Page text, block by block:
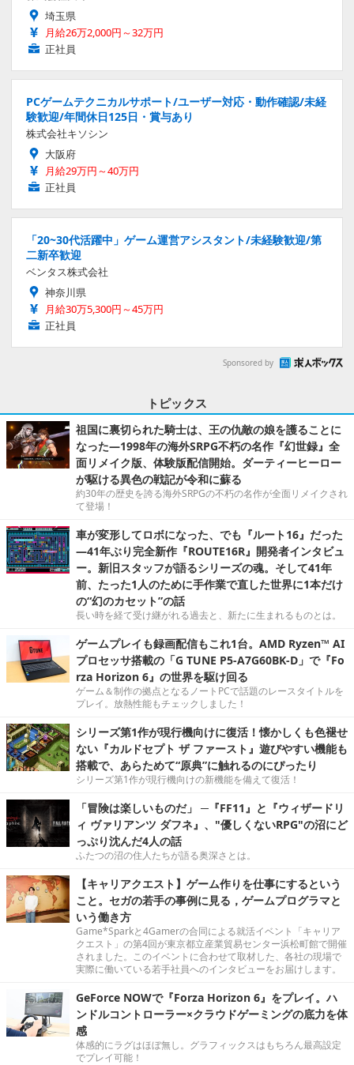
埼玉県
月給26万2,000円～32万円
正社員
PCゲームテクニカルサポート/ユーザー対応・動作確認/未経
験歓迎/年間休日125日・賞与あり
株式会社キソシン
大阪府
月給29万円～40万円
正社員
「20~30代活躍中」ゲーム運営アシスタント/未経験歓迎/第
二新卒歓迎
ベンタス株式会社
神奈川県
月給30万5,300円～45万円
正社員
Sponsored by
トピックス
祖国に裏切られた騎士は、王の仇敵の娘を護ることに
なった―1998年の海外SRPG不朽の名作『幻世録』全
面リメイク版、体験版配信開始。ダーティーヒーロー
が駆ける異色の戦記が令和に蘇る
約30年の歴史を誇る海外SRPGの不朽の名作が全面リメイクされ
て登場！
車が変形してロボになった、でも『ルート16』だった
―41年ぶり完全新作『ROUTE16R』開発者インタビュ
ー。新旧スタッフが語るシリーズの魂。そして41年
前、たった1人のために手作業で直した世界に1本だけ
の“幻のカセット”の話
長い時を経て受け継がれる過去と、新たに生まれるものとは。
ゲームプレイも録画配信もこれ1台。AMD Ryzen™ AI
プロセッサ搭載の「G TUNE P5-A7G60BK-D」で『Fo
rza Horizon 6』の世界を駆け回る
ゲーム＆制作の拠点となるノートPCで話題のレースタイトルを
プレイ。放熱性能もチェックしました！
シリーズ第1作が現行機向けに復活！懐かしくも色褪せ
ない『カルドセプト ザ ファースト』遊びやすい機能も
搭載で、あらためて“原典”に触れるのにぴったり
シリーズ第1作が現行機向けの新機能を備えて復活！
「冒険は楽しいものだ」 ─『FF11』と『ウィザードリ
ィ ヴァリアンツ ダフネ』、"優しくないRPG"の沼にど
っぷり沈んだ4人の話
ふたつの沼の住人たちが語る奥深さとは。
【キャリアクエスト】ゲーム作りを仕事にするという
こと。セガの若手の事例に見る，ゲームプログラマと
いう働き方
Game*Sparkと4Gamerの合同による就活イベント「キャリア
クエスト」の第4回が東京都立産業貿易センター浜松町館で開催
されました。このイベントに合わせて取材した、各社の現場で
実際に働いている若手社員へのインタビューをお届けします。
GeForce NOWで『Forza Horizon 6』をプレイ。ハ
ンドルコントローラー×クラウドゲーミングの底力を体
感
体感的にラグはほぼ無し。グラフィックスはもちろん最高設定
でプレイ可能！